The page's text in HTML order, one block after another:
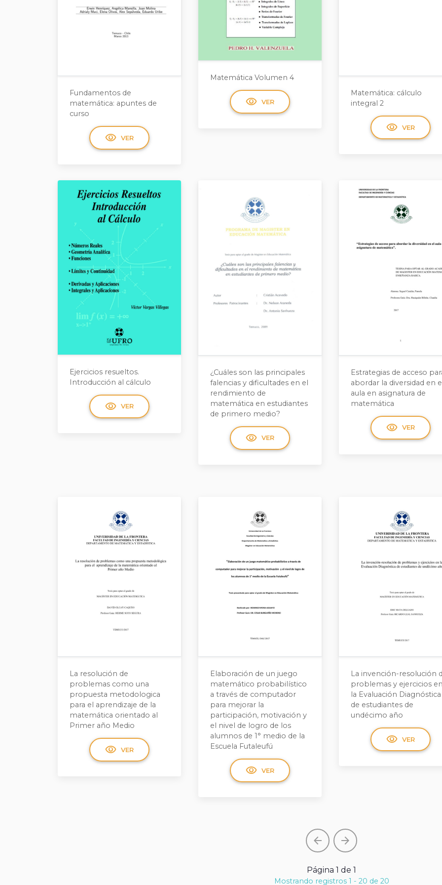
Fundamentos de
matemática: apuntes de
curso
visibility VER
Matemática Volumen 4
visibility VER
Matemática: cálculo
integral 2
visibility VER
Ejercicios resueltos.
Introducción al cálculo
visibility VER
¿Cuáles son las principales
falencias y dificultades en el
rendimiento de
matemática en estudiantes
de primero medio?
visibility VER
Estrategias de acceso
abordar la diversidad en
aula en asignatura de
matemática
visibility VER
La resolución de
problemas como una
propuesta metodologica
para el aprendizaje de la
matemática orientado al
Primer año Medio
visibility VER
Elaboración de un juego
matemático probabilístico
a través de computador
para mejorar la
participación, motivación y
el nivel de logro de los
alumnos de 1° medio de la
Escuela Futaleufú
visibility VER
La invención-resolución
problemas y ejercicios en
la Evaluación Diagnóstica
de estudiantes de
undécimo año
visibility VER
arrow_back arrow_forward
Página 1 de 1
Mostrando registros 1 - 20 de 20